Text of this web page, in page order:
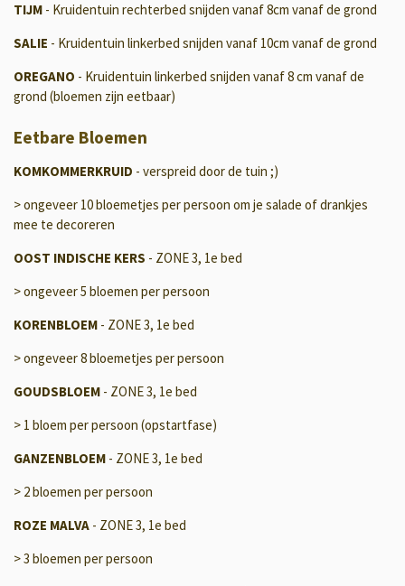
TIJM - Kruidentuin rechterbed snijden vanaf 8cm vanaf de grond
SALIE - Kruidentuin linkerbed snijden vanaf 10cm vanaf de grond
OREGANO - Kruidentuin linkerbed snijden vanaf 8 cm vanaf de
grond (bloemen zijn eetbaar)
Eetbare Bloemen
KOMKOMMERKRUID - verspreid door de tuin ;)
> ongeveer 10 bloemetjes per persoon om je salade of drankjes
mee te decoreren
OOST INDISCHE KERS - ZONE 3, 1e bed
> ongeveer 5 bloemen per persoon
KORENBLOEM - ZONE 3, 1e bed
> ongeveer 8 bloemetjes per persoon
GOUDSBLOEM - ZONE 3, 1e bed
> 1 bloem per persoon (opstartfase)
GANZENBLOEM - ZONE 3, 1e bed
> 2 bloemen per persoon
ROZE MALVA - ZONE 3, 1e bed
> 3 bloemen per persoon